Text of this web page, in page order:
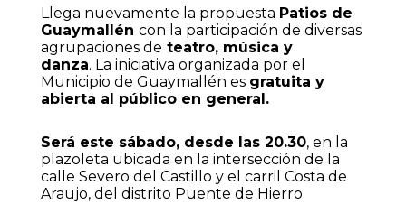
Llega nuevamente la propuesta Patios de
Guaymallén con la participación de diversas
agrupaciones de teatro, música y
danza. La iniciativa organizada por el
Municipio de Guaymallén es gratuita y
abierta al público en general.
Será este sábado, desde las 20.30, en la
plazoleta ubicada en la intersección de la
calle Severo del Castillo y el carril Costa de
Araujo, del distrito Puente de Hierro.